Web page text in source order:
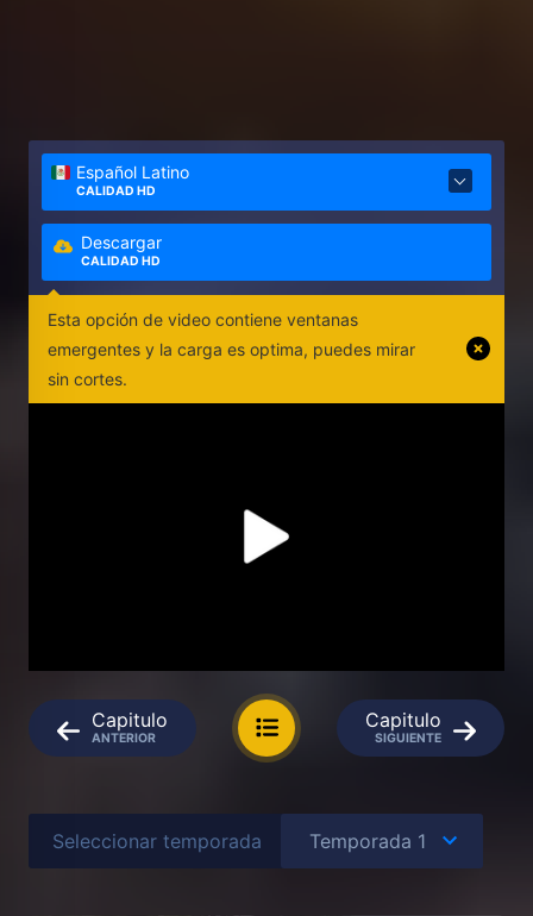
Español Latino
CALIDAD HD
Descargar
CALIDAD HD
Esta opción de video contiene ventanas
emergentes y la carga es optima, puedes mirar
sin cortes.
Capitulo
ANTERIOR
Capitulo
SIGUIENTE
Seleccionar temporada